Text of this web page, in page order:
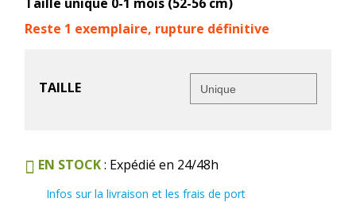
Reste 1 exemplaire, rupture définitive
TAILLE
EN STOCK: Expédié en 24/48h
Infos sur la livraison et les frais de port